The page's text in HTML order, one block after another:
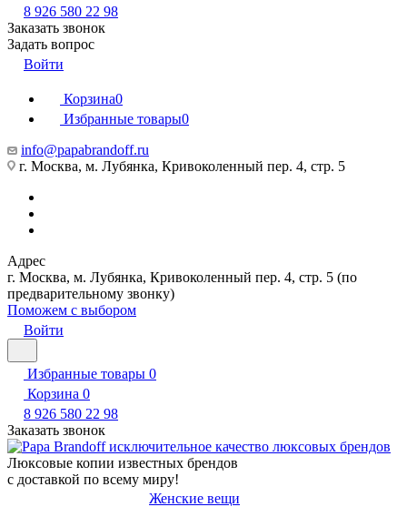
8 926 580 22 98
Заказать звонок
Задать вопрос
Войти
Корзина0
Избранные товары0
info@papabrandoff.ru
г. Москва, м. Лубянка, Кривоколенный пер. 4, стр. 5
Адрес
г. Москва, м. Лубянка, Кривоколенный пер. 4, стр. 5 (по
предварительному звонку)
Поможем с выбором
Войти
Избранные товары 0
Корзина 0
8 926 580 22 98
Заказать звонок
Люксовые копии известных брендов
с доставкой по всему миру!
Женские вещи